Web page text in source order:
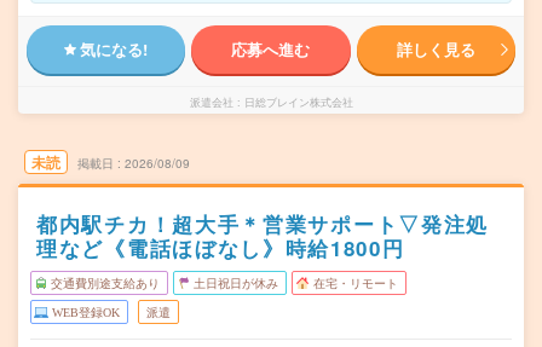
気になる! 応募へ進む 詳しく見る
派遣会社 日総ブレイン株式会社
未読 掲載日 2026/08/09
都内駅チカ！超大手＊営業サポート▽発注処
理など《電話ほぼなし》時給1800円
交通費別途支給あり 土日祝日が休み 在宅・リモート
WEB登録OK 派遣